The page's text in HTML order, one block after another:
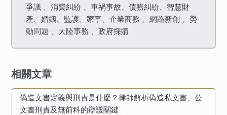
爭議 、消費糾紛 、車禍事故、債務糾紛、智慧財
產、婚姻、監護、家事、企業商務 、網路新創 、勞
動問題 、大陸事務 、政府採購
相關文章
偽造文書定義與刑責是什麼？律師解析偽造私文書、公
文書刑責及無前科的辯護關鍵